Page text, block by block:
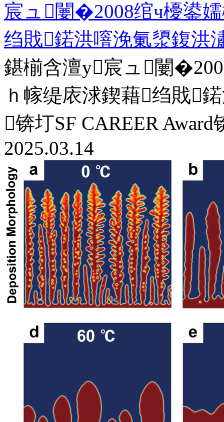
宸ュ闄�2008绾ч櫌鍙
绉戝鍩洪噾浼氭澃鍑洪
鍖椾含澶у宸ュ闄
ｈ幏缇庡浗鍥藉绉戝
锛圢SF CAREER
2025.03.14